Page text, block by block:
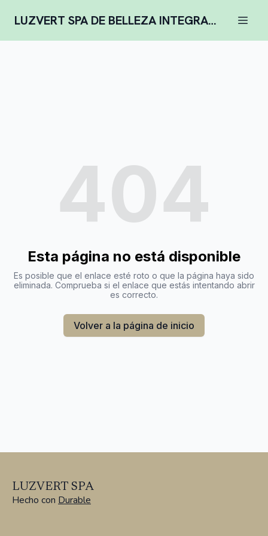
LUZVERT SPA DE BELLEZA INTEGRAL COMPLENTARIA
404
Esta página no está disponible
Es posible que el enlace esté roto o que la página haya sido
eliminada. Comprueba si el enlace que estás intentando abrir
es correcto.
Volver a la página de inicio
LUZVERT SPA
Hecho con Durable